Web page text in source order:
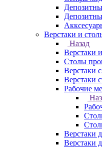
Верстаки и
Назад
Верстаки
Столы
Верстаки
Верстаки
Рабочие
Верстаки
Верстаки